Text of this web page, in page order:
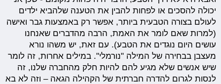
יכולה להסכים או לפחות להבין את הטענה שלהביא ילדים
לעולם בצורה הטבעית ביותר, אפשר רק באמצעות גבר ואישה
(למרות שאם לומר את האמת, הרבה מהדברים שאנחנו
עושים היום נוגדים את הטבע). עם זאת, יש משהו נורא
מעצבן בבחירה של המילה "נורמלי". במילים אחרות, זה לומר
שיש אנשים שלא מגיע להם להיות חלק מהחברה שלנו, זה
לנסות לגרום להדרה חברתית של הקהילה הגאה – וזה לא בא